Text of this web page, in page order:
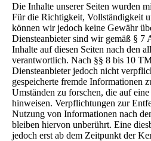
Die Inhalte unserer Seiten wurden
Für die Richtigkeit, Vollständigkeit
können wir jedoch keine Gewähr
Diensteanbieter sind wir gemäß § 7
Inhalte auf diesen Seiten nach den
verantwortlich. Nach §§ 8 bis 10
Diensteanbieter jedoch nicht
gespeicherte fremde Informationen
Umständen zu forschen, die auf
hinweisen. Verpflichtungen zur
Nutzung von Informationen nach
bleiben hiervon unberührt. Eine
jedoch erst ab dem Zeitpunkt der